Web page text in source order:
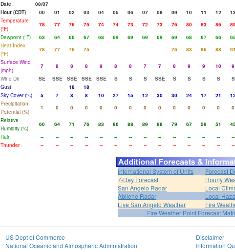
Date
08/07
Hour (CDT)
00 01 02 03 04 05 06 07 08 09 10 11 12 13
Temperature
(°F)
78 77 76 75 74 74 73 72 73 76 80 83 86
Dewpoint (°F)
63 64 66 67 68 69 69 69 69 69 68 67 66
Heat Index
(°F)
78 77 76 75 76 83 86 88 91
Surface Wind
(mph)
7 8 8 8 9 8 8 7 7 8 9 9 10 9
Wind Dir
SE SSE SSE SSE SSE S S S SSE S S S S S
Gust
18
18
Sky Cover (%)
5 7 8 8 10 27 15 12 30 30 24 17 21
Precipitation
Potential (%)
1 0 0 0 0 0 0 0 0 0 0 0 0 0
Relative
Humidity (%)
60 64 71 76 83 86 88 89 88 79 67 59 51
Rain
-- -- -- -- -- -- -- -- -- -- -- -- -- --
Thunder
-- -- -- -- -- -- -- -- -- -- -- -- -- --
International System of Units
Forecast
7-Day Forecast
Hourly
San Angelo Radar
Local
Abilene Radar
Local
Live San Angelo Weather
Fire
Fire Weather Point Forecast
US Dept of Commerce
National Oceanic and Atmospheric Administration
Disclaimer
Information